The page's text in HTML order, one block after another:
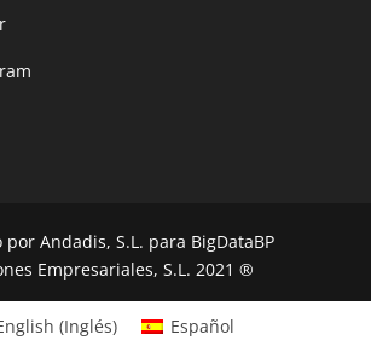
por Andadis, S.L. para BigDataBP
Empresariales, S.L. 2021 ®
(Inglés) Español